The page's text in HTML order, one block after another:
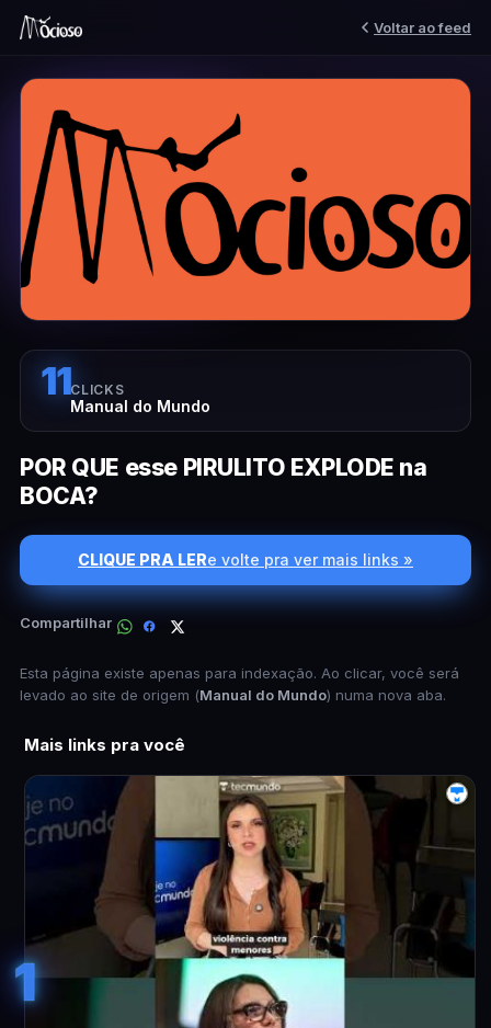
Voltar ao feed
11CLICKS
Manual do Mundo
POR QUE esse PIRULITO EXPLODE na
BOCA?
CLIQUE PRA LERe volte pra ver mais links »
Compartilhar
Esta página existe apenas para indexação. Ao clicar, você será
levado ao site de origem (Manual do Mundo) numa nova aba.
Mais links pra você
1